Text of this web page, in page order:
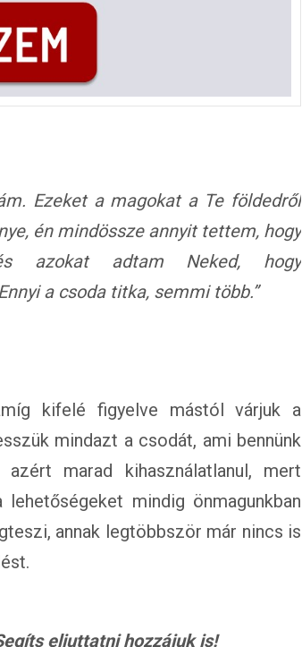
Ezeket a magokat a Te földedről
én mindössze annyit tettem, hogy
azokat adtam Neked, hogy
a csoda titka, semmi több.”
kifelé figyelve mástól várjuk a
mindazt a csodát, ami bennünk
marad kihasználatlanul, mert
lehetőségeket mindig önmagunkban
annak legtöbbször már nincs is
eljuttatni hozzájuk is!